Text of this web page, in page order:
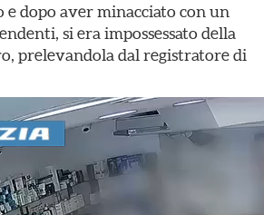
e dopo aver minacciato con un
si era impossessato della
prelevandola dal registratore di